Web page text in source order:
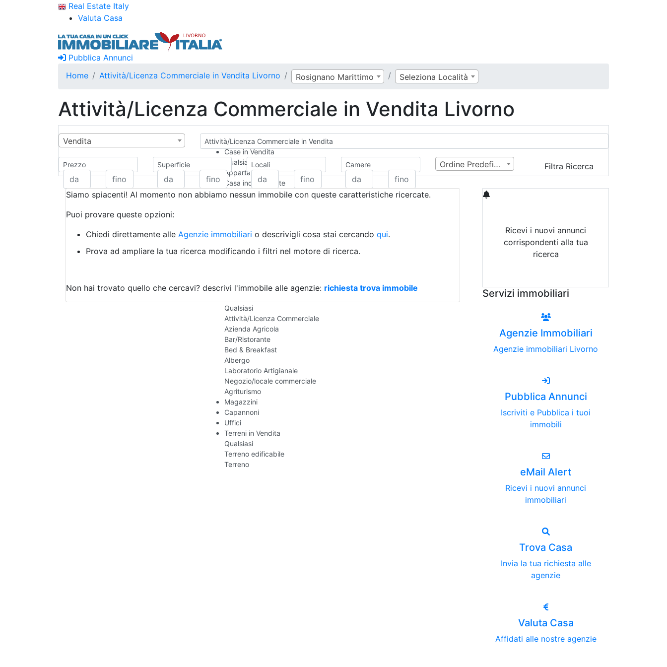
Real Estate Italy
Valuta Casa
Pubblica Annunci
Home
Attività/Licenza Commerciale in Vendita Livorno Rosignano Marittimo Seleziona Località
Attività/Licenza Commerciale in Vendita Livorno
Vendita
Attività/Licenza Commerciale in Vendita
Case in Vendita
Qualsiasi
Appartamento
Casa indipendente
Casa Semi-indipendente
Rustico/Casale
Camera d'Albergo
Box/Garage
Qualsiasi
Attività/Licenza Commerciale
Azienda Agricola
Bar/Ristorante
Bed & Breakfast
Albergo
Laboratorio Artigianale
Negozio/locale commerciale
Agriturismo
Magazzini
Capannoni
Uffici
Terreni in Vendita
Qualsiasi
Terreno edificabile
Terreno
Prezzo Superficie Locali Camere Ordine Predefinito Filtra Ricerca
Siamo spiacenti! Al momento non abbiamo nessun immobile con queste caratteristiche ricercate.
Puoi provare queste opzioni:
Chiedi direttamente alle Agenzie immobiliari o descrivigli cosa stai cercando qui.
Prova ad ampliare la tua ricerca modificando i filtri nel motore di ricerca.
Non hai trovato quello che cercavi? descrivi l'immobile alle agenzie: richiesta trova immobile
Ricevi i nuovi annunci
corrispondenti alla tua
ricerca
Servizi immobiliari
Agenzie Immobiliari
Agenzie immobiliari Livorno
Pubblica Annunci
Iscriviti e Pubblica i tuoi
immobili
eMail Alert
Ricevi i nuovi annunci
immobiliari
Trova Casa
Invia la tua richiesta alle
agenzie
Valuta Casa
Affidati alle nostre agenzie